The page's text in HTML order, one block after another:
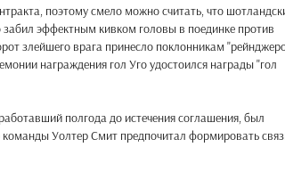
поэтому смело можно считать, что
эффектным кивком головы в поединке против
злейшего врага принесло поклонникам
награждения гол Уго удостоился награды "гол
полгода до истечения соглашения, был
Уолтер Смит предпочитал формировать